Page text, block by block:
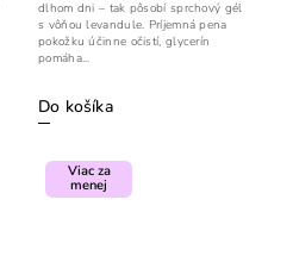
Do košíka
dlhom dni – tak pôsobí sprchový gél
s vôňou levandule. Príjemná pena
pokožku účinne očistí, glycerín
pomáha...
Viac za
menej